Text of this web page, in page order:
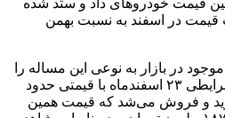
قیمت در اسفند به نسبت بهمن
در بازار به نوعی این مساله را
نشان می‌دهد. پراید ۱۱۱ در شرایطی ۲۳ اسفندماه با قیمتی حدود
خرید و فروش می‌شد که قیمت همین